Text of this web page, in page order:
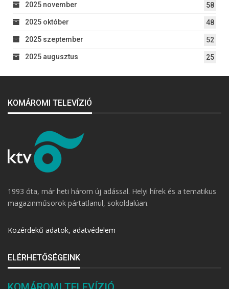
2025 november 58
2025 október 48
2025 szeptember 52
2025 augusztus 25
KOMÁROMI TELEVÍZIÓ
1993 óta, már heti három új adással. Helyi hírek és a tematikus
magazinműsorok pártatlanul, sokoldalúan.
Közérdekű adatok, adatvédelem
ELÉRHETŐSÉGEINK